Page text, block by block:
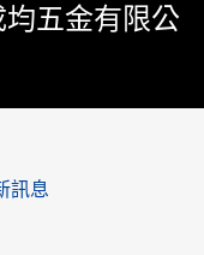
五金有限公
訊息